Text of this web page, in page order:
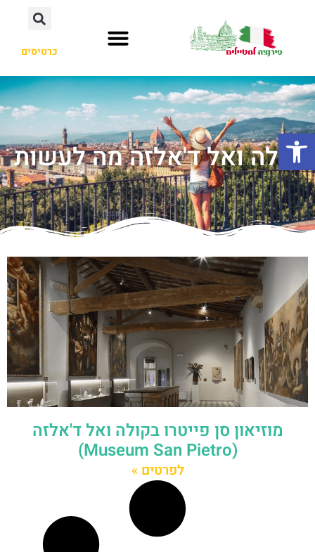
כרטיסים
קולה ואל ד'אלזה מה לעשות
מוזיאון סן פייטרו בקולה ואל ד'אלזה
(Museum San Pietro)
לפרטים »
פתח סרגל נגישות